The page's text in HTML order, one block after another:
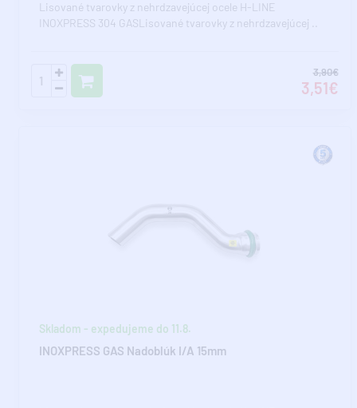
Lisované tvarovky z nehrdzavejúcej ocele H-LINE
INOXPRESS 304 GASLisované tvarovky z nehrdzavejúcej ..
3,90€
3,51€
Skladom - expedujeme do 11.8.
INOXPRESS GAS Nadoblúk I/A 15mm